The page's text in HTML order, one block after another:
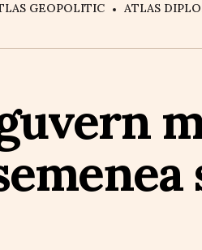
GEOPOLITIC ATLAS